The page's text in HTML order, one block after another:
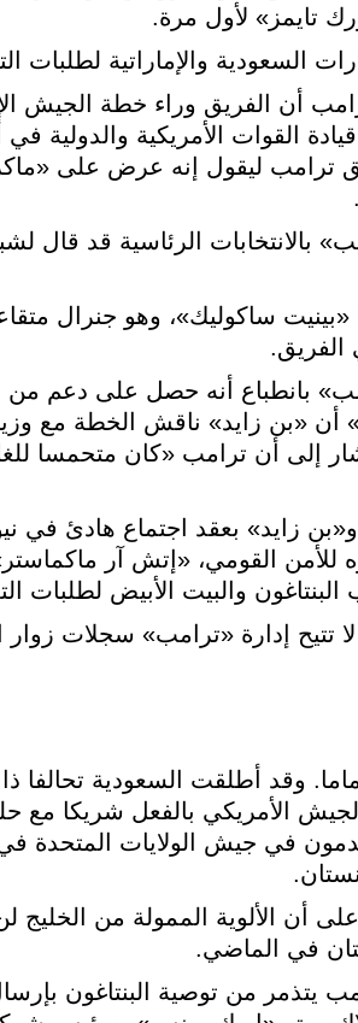
تايمز» لأول مرة.
والإماراتية لطلبات
أن الفريق وراء خطة الجيش
القوات الأمريكية والدولية
ترامب ليقول إنه عرض على
بالانتخابات الرئاسية قد
ساكوليك»، وهو جنرال
الفريق.
بانطباع أنه حصل على دعم من
أن «بن زايد» ناقش الخطة مع
إلى أن ترامب «كان متحمسا
زايد» بعقد اجتماع هادئ في
للأمن القومي، «إتش آر
والبيت الأبيض لطلبات
إدارة «ترامب» سجلات زوار
الأمريكي بالفعل شريكا مع
الذين يخدمون في جيش الولايات
أن الألوية الممولة من
في الماضي.
يتذمر من توصية البنتاغون